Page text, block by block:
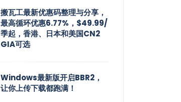
搬瓦工最新优惠码整理与分享，
最高循环优惠6.77%，$49.99/
季起，香港、日本和美国CN2
GIA可选
Windows最新版开启BBR2，
让你上传下载都跑满！